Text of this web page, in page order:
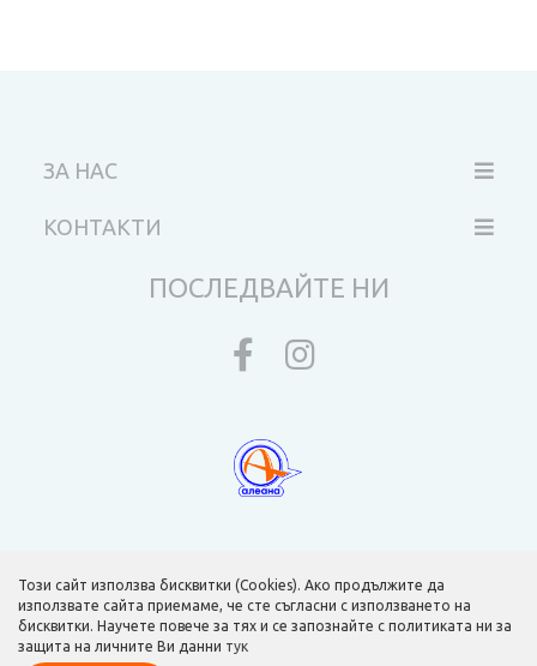
Този сайт използва бисквитки (Cookies). Ако продължите да
използвате сайта приемаме, че сте съгласни с използването на
бисквитки. Научете повече за тях и се запознайте с политиката ни за
защита на личните Ви данни тук
ЗА НАС
КОНТАКТИ
ПОСЛЕДВАЙТЕ НИ
Изработка на уеб сайт от dotPress © 2015 - 2026 v3.83